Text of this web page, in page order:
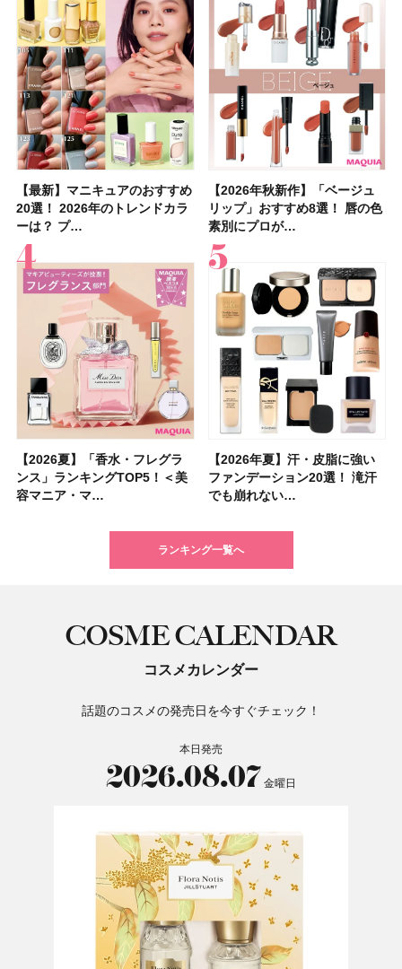
【最新】マニキュアのおすすめ
20選！ 2026年のトレンドカラ
ーは？ プ…
【2026年秋新作】「ベージュ
リップ」おすすめ8選！ 唇の色
素別にプロが…
【2026夏】「香水・フレグラ
ンス」ランキングTOP5！＜美
容マニア・マ…
【2026年夏】汗・皮脂に強い
ファンデーション20選！ 滝汗
でも崩れない…
【2026年夏】汗に強い日焼け
止めのおすすめ13選！ 汗で塗
膜が強化され…
【石井美保さん】おすすめの
「ブライトニング」11選！ ス
キンケアからサプ…
【クリスマスコフレ2026】ク
リニークのホリデーコフレを一
挙紹介！ 人気…
【コスメデコルテ】ブランド最
高峰ラインから新作エイジング
ケアクリーム「A…
【最新】マニキュアのおすすめ
20選！ 2026年のトレンドカラ
ーは？ プ…
【2026年秋新作】「ベージュ
リップ」おすすめ8選！ 唇の色
素別にプロが…
【2026年夏】汗・皮脂に強い
ファンデーション20選！ 滝汗
でも崩れない…
【崩れないフェイスパウダーの
塗り方】ブラシ？パフ？ 肌質
別メイクHOW …
【デパコスのネイルオイル10
選】プレゼントにおすすめ！ケ
ア効果、ビジュ、…
【2026年】ボディ用日焼け止
めUVのおすすめ20選！ この夏
注目の人気…
【2026夏】「リップケア」ラ
ンキングTOP5！＜美容マニア
集団・マキア…
【クリスマスコフレ2026】
BAUM（バウム）が誘う静寂の
香りの世界へ。…
【石井美保さんのおすすめお菓
子＆お茶10選】手土産にもぴっ
たり
【板野友美さんの美活】「最
近、下の歯の矯正を再開したん
です」オーラルケア…
【2026夏】「インナーケア・
サプリ」ランキングTOP5！＜
美容マニア集…
【おすすめダイエットサプリ８
選】食べすぎた日をサポート！
選び方＆糖質・脂…
【2026年夏】おすすめの髪型
36選！ショート・ボブ・ミディ
アム・ロング…
【2026年夏】小顔に見えるボ
ブの髪型37選！ レイヤー・切
りっぱなしな…
【最新】髪のうねり・広がり・
くせ毛におすすめのシャンプー
17選
【2026年】最新トレンド「ボ
ブ」13種類を徹底解説！ 定番
＆人気の髪型…
【読者プレゼント】羽の見えな
いハンディファン
「baramood」を3名様…
【2026年8月の一粒万倍日】お
すすめの開運コスメ＆美容アイ
テム10選！
【フォロー＆いいねで当たる】
中国割烹旅館 掬水亭の宿泊券
を1組2名様にプ…
【無印良品】スキンケア×衣料
素材の最強タッグで実現！ 着
るだけで保湿でき…
【セザンヌ】8/7新色追加！
「ウォータリーティントリップ
」10モモピュ…
【限定】&be「リップカラーデ
ュオ 01 ピンクベージュ」レビ
ュー｜落ち…
【全色レビュー】ケイト メロ
ウブラウンアイズ限定色追加！
イエベ・ブルベ別…
【スック2026新作】秋コレク
ションを全品スウォッチ&イエ
ベブルベ分け！
ランキング一覧へ
COSME CALENDAR
コスメカレンダー
話題のコスメの発売日を今すぐチェック！
本日発売
2026.08.07 金曜日